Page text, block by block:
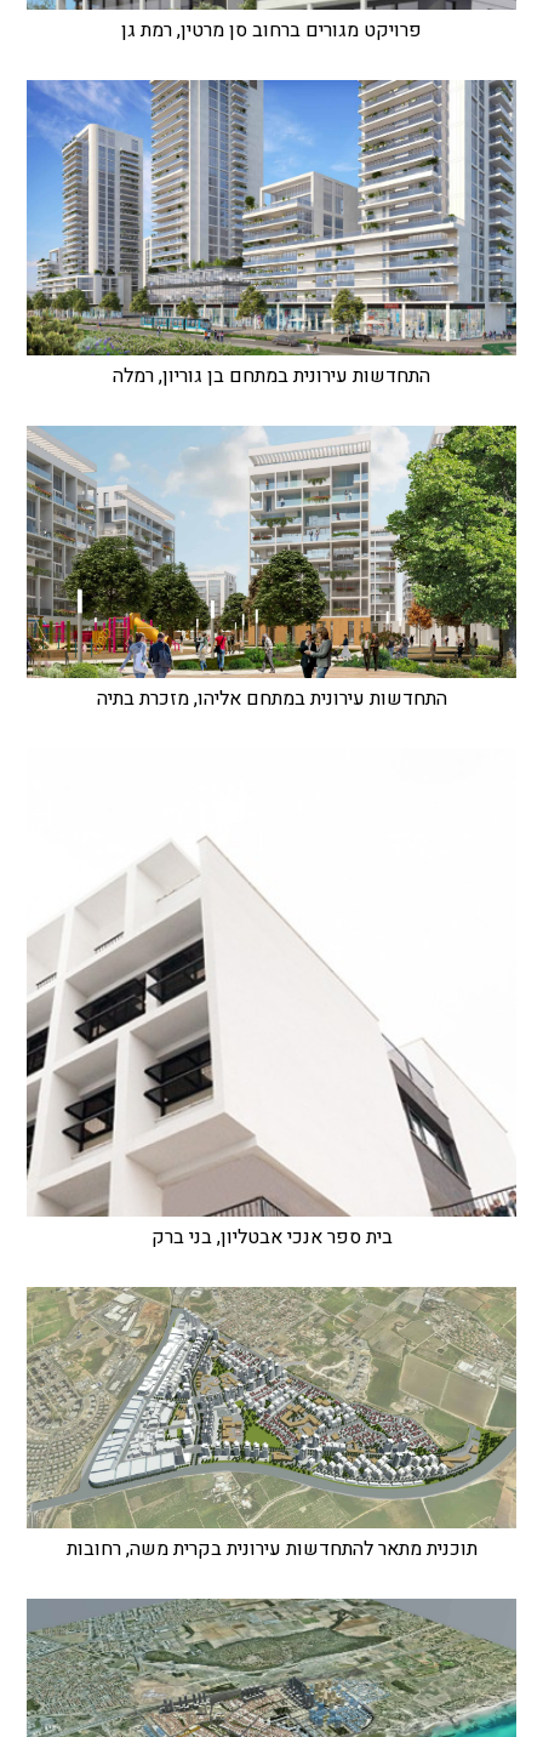
פרויקט מגורים ברחוב סן מרטין, רמת גן
התחדשות עירונית במתחם בן גוריון, רמלה
התחדשות עירונית במתחם אליהו, מזכרת בתיה
בית ספר אנכי אבטליון, בני ברק
תוכנית מתאר להתחדשות עירונית בקרית משה, רחובות